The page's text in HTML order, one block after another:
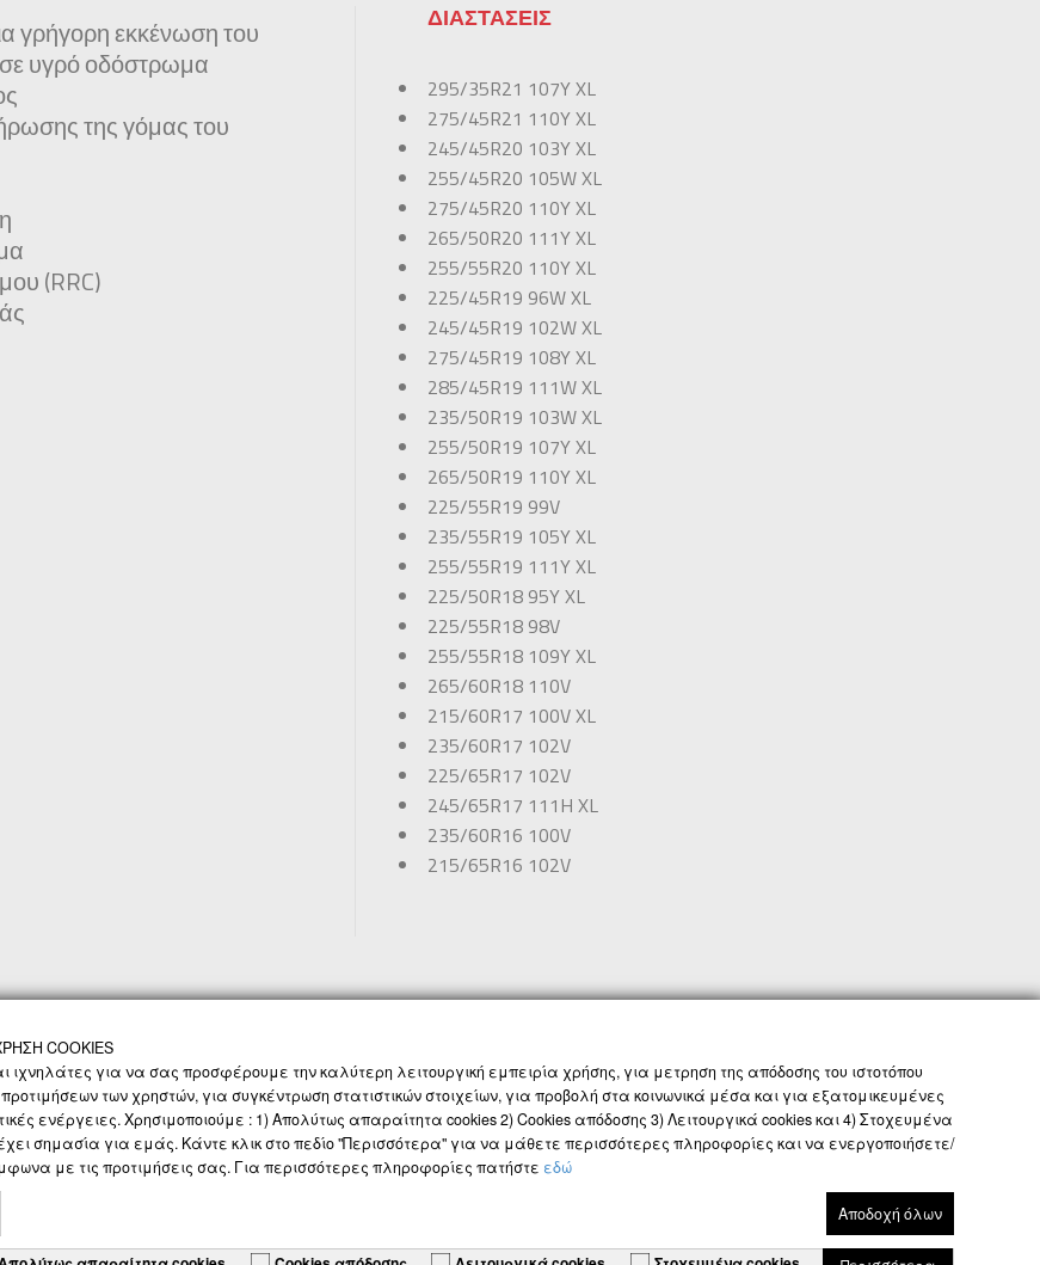
γρήγορη εκκένωση του
υγρό οδόστρωμα
της γόμας του
(RRC)
ΔΙΑΣΤΑΣΕΙΣ
295/35R21 107Y XL
275/45R21 110Y XL
245/45R20 103Y XL
255/45R20 105W XL
275/45R20 110Y XL
265/50R20 111Y XL
255/55R20 110Y XL
225/45R19 96W XL
245/45R19 102W XL
275/45R19 108Y XL
285/45R19 111W XL
235/50R19 103W XL
255/50R19 107Y XL
265/50R19 110Y XL
225/55R19 99V
235/55R19 105Y XL
255/55R19 111Y XL
225/50R18 95Y XL
225/55R18 98V
255/55R18 109Y XL
265/60R18 110V
215/60R17 100V XL
235/60R17 102V
225/65R17 102V
245/65R17 111H XL
235/60R16 100V
215/65R16 102V
ΠΡΟΣΩΠΙΚΑ ΔΕΔΟΜΕΝΑ ΟΡΟΙ ΚΑΙ ΠΡΟΫΠΟΘΕΣΕΙΣ GLOBAL SITE
COOKIES
ιχνηλάτες για να σας προσφέρουμε την καλύτερη λειτουργική εμπειρία χρήσης, για μετρηση της απόδοσης του ιστοτόπου
των χρηστών, για συγκέντρωση στατιστικών στοιχείων, για προβολή στα κοινωνικά μέσα και για εξατομικευμένες
ενέργειες. Χρησιμοποιούμε : 1) Απολύτως απαραίτητα cookies 2) Cookies απόδοσης 3) Λειτουργικά cookies και 4) Στοχευμένα
σημασία για εμάς. Κάντε κλικ στο πεδίο "Περισσότερα" για να μάθετε περισσότερες πληροφορίες και να ενεργοποιήσετε/
με τις προτιμήσεις σας. Για περισσότερες πληροφορίες πατήστε εδώ
Αποδοχή όλων